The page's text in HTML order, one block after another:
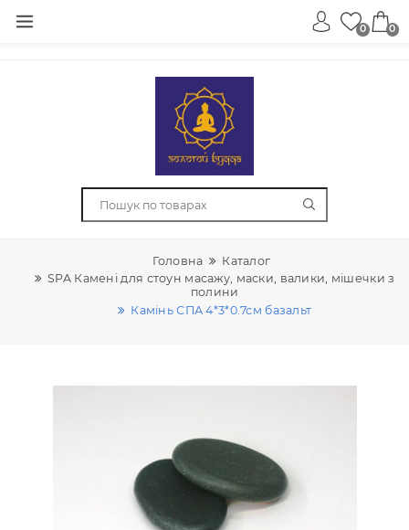
Головна
Каталог
SPA Камені для стоун масажу, маски, валики,